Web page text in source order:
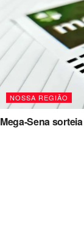
NOSSA REGIÃO
Mega-Sena